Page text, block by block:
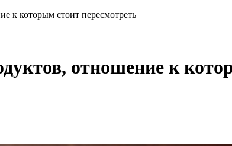
к которым стоит пересмотреть
отношение к